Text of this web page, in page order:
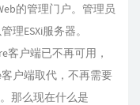
的管理门户。管理员
理ESXi服务器。
客户端已不再可用，
客户端取代，不再需要
那么现在什么是